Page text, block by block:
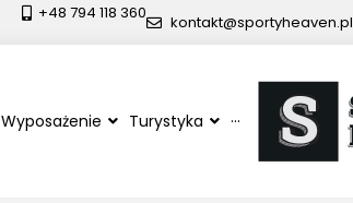
kontakt@sportyheaven.pl
+48 794 118 360
Wyposażenie Turystyka ···